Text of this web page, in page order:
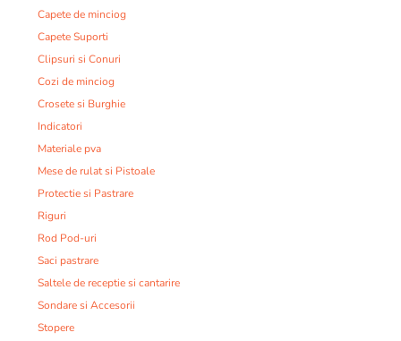
Capete de minciog
Capete Suporti
Clipsuri si Conuri
Cozi de minciog
Crosete si Burghie
Indicatori
Materiale pva
Mese de rulat si Pistoale
Protectie si Pastrare
Riguri
Rod Pod-uri
Saci pastrare
Saltele de receptie si cantarire
Sondare si Accesorii
Stopere